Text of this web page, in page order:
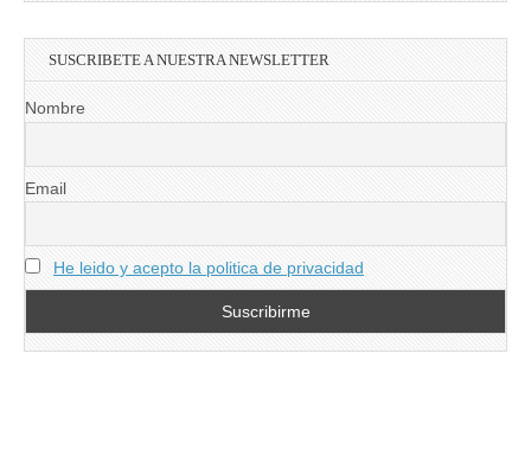
SUSCRIBETE A NUESTRA NEWSLETTER
Nombre
Email
He leido y acepto la politica de privacidad